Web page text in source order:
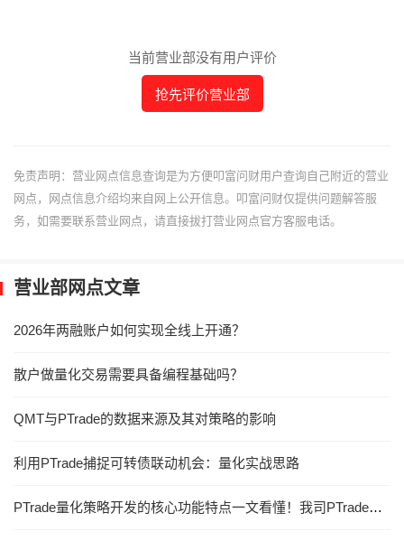
当前营业部没有用户评价
抢先评价营业部
免责声明：营业网点信息查询是为方便叩富问财用户查询自己附近的营业
网点，网点信息介绍均来自网上公开信息。叩富问财仅提供问题解答服
务，如需要联系营业网点，请直接拔打营业网点官方客服电话。
营业部网点文章
2026年两融账户如何实现全线上开通？
散户做量化交易需要具备编程基础吗？
QMT与PTrade的数据来源及其对策略的影响
利用PTrade捕捉可转债联动机会：量化实战思路
PTrade量化策略开发的核心功能特点一文看懂！我司PTrade量化交易系统免费使用！